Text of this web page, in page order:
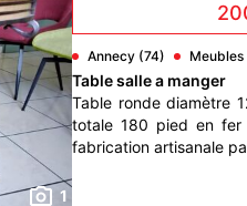
1
Annecy (74) Meubles
Table salle a manger
Table ronde diamètre
totale 180 pied en fer
fabrication artisanale